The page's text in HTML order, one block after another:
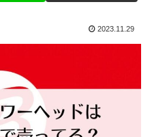
2023.11.29